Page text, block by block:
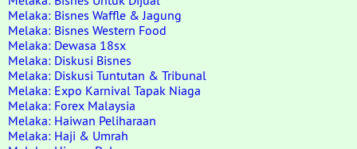
Melaka: Bisnes Waffle & Jagung
Melaka: Bisnes Western Food
Melaka: Dewasa 18sx
Melaka: Diskusi Bisnes
Melaka: Diskusi Tuntutan & Tribunal
Melaka: Expo Karnival Tapak Niaga
Melaka: Forex Malaysia
Melaka: Haiwan Peliharaan
Melaka: Haji & Umrah